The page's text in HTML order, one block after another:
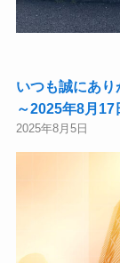
いつも誠にあり
～2025年8月
2025年8月5日